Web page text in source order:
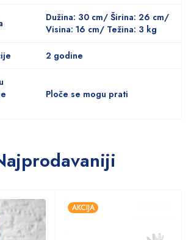
Dužina: 30 cm/ Širina: 26 cm/
Visina: 16 cm/ Težina: 3 kg
2 godine
Ploče se mogu prati
AKCIJA